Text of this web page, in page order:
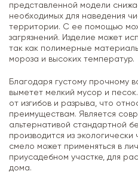
представленной модели
необходимых для наведения
территории. С ее помощью
загрязнений. Изделие может
так как полимерные
мороза и высоких температур.
Благодаря густому прочному
выметет мелкий мусор и
от изгибов и разрыва, что
преимуществам. Является
альтернативой стандартной
производится из
смело может применяться в
приусадебном участке, для
дома.